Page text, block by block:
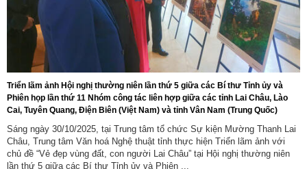
Triển lãm ảnh Hội nghị thường niên lần thứ 5 giữa các Bí thư Tỉnh ủy và
Phiên họp lần thứ 11 Nhóm công tác liên hợp giữa các tỉnh Lai Châu, Lào
Cai, Tuyên Quang, Điện Biên (Việt Nam) và tỉnh Vân Nam (Trung Quốc)
Sáng ngày 30/10/2025, tại Trung tâm tổ chức Sự kiện Mường Thanh Lai
Châu, Trung tâm Văn hoá Nghệ thuật tỉnh thực hiện Triển lãm ảnh với
chủ đề “Vẻ đẹp vùng đất, con người Lai Châu” tại Hội nghị thường niên
lần thứ 5 giữa các Bí thư Tỉnh ủy và Phiên ...